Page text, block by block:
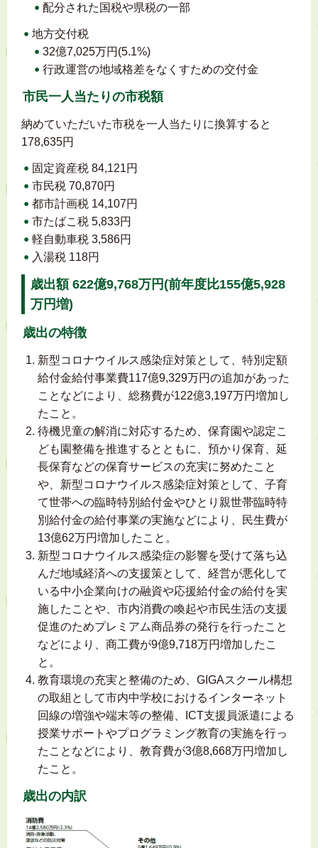
配分された国税や県税の一部
地方交付税
32億7,025万円(5.1%)
行政運営の地域格差をなくすための交付金
市民一人当たりの市税額
納めていただいた市税を一人当たりに換算すると
178,635円
固定資産税 84,121円
市民税 70,870円
都市計画税 14,107円
市たばこ税 5,833円
軽自動車税 3,586円
入湯税 118円
歳出額 622億9,768万円(前年度比155億5,928
万円増)
歳出の特徴
新型コロナウイルス感染症対策として、特別定額
給付金給付事業費117億9,329万円の追加があった
ことなどにより、総務費が122億3,197万円増加し
たこと。
待機児童の解消に対応するため、保育園や認定こ
ども園整備を推進するとともに、預かり保育、延
長保育などの保育サービスの充実に努めたこと
や、新型コロナウイルス感染症対策として、子育
て世帯への臨時特別給付金やひとり親世帯臨時特
別給付金の給付事業の実施などにより、民生費が
13億62万円増加したこと。
新型コロナウイルス感染症の影響を受けて落ち込
んだ地域経済への支援策として、経営が悪化して
いる中小企業向けの融資や応援給付金の給付を実
施したことや、市内消費の喚起や市民生活の支援
促進のためプレミアム商品券の発行を行ったこと
などにより、商工費が9億9,718万円増加したこ
と。
教育環境の充実と整備のため、GIGAスクール構想
の取組として市内中学校におけるインターネット
回線の増強や端末等の整備、ICT支援員派遣による
授業サポートやプログラミング教育の実施を行っ
たことなどにより、教育費が3億8,668万円増加し
たこと。
歳出の内訳